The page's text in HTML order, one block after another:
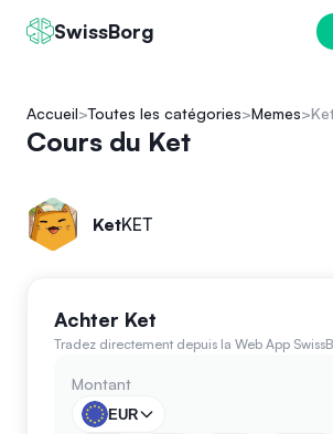
SwissBorg
Accueil Toutes les catégories Memes
Cours du Ket
KetKET
Achter Ket
Tradez directement depuis la Web App
Montant
EUR